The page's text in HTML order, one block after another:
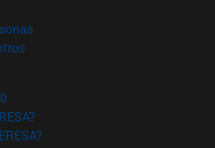
(abre en nueva ventana)
(abre en nueva ventana)